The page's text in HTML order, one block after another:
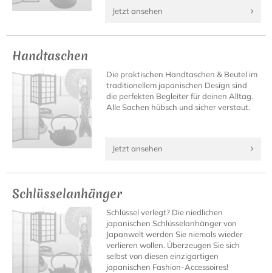
Jetzt ansehen
Handtaschen
Die praktischen Handtaschen & Beutel im
traditionellem japanischen Design sind
die perfekten Begleiter für deinen Alltag.
Alle Sachen hübsch und sicher verstaut.
Jetzt ansehen
Schlüsselanhänger
Schlüssel verlegt? Die niedlichen
japanischen Schlüsselanhänger von
Japanwelt werden Sie niemals wieder
verlieren wollen. Überzeugen Sie sich
selbst von diesen einzigartigen
japanischen Fashion-Accessoires!